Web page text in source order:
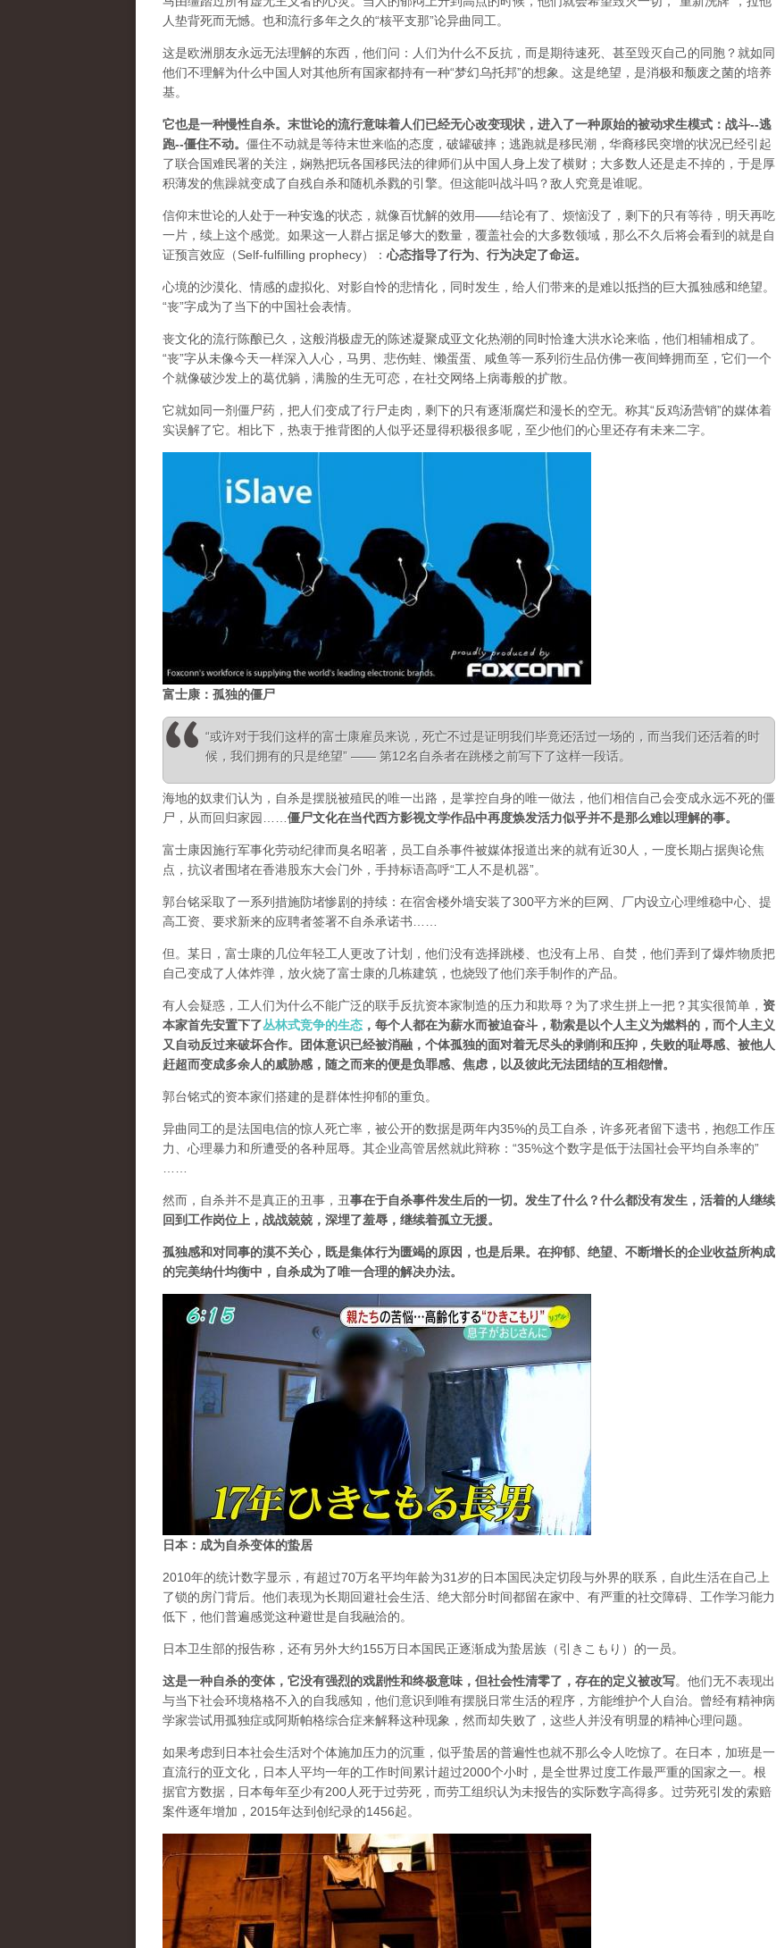
人垫背死而无憾。也和流行多年之久的“核平支那”论异曲同工。
这是欧洲朋友永远无法理解的东西，他们问：人们为什么不反抗，而是期待速死、甚至毁灭自己的同胞？就如同
他们不理解为什么中国人对其他所有国家都持有一种“梦幻乌托邦”的想象。这是绝望，是消极和颓废之菌的培养
基。
它也是一种慢性自杀。末世论的流行意味着人们已经无心改变现状，进入了一种原始的被动求生模式：战斗--逃
跑--僵住不动。 僵住不动就是等待末世来临的态度，破罐破摔；逃跑就是移民潮，华裔移民突增的状况已经引起
了联合国难民署的关注，娴熟把玩各国移民法的律师们从中国人身上发了横财；大多数人还是走不掉的，于是厚
积薄发的焦躁就变成了自残自杀和随机杀戮的引擎。但这能叫战斗吗？敌人究竟是谁呢。
信仰末世论的人处于一种安逸的状态，就像百忧解的效用——结论有了、烦恼没了，剩下的只有等待，明天再吃
一片，续上这个感觉。如果这一人群占据足够大的数量，覆盖社会的大多数领域，那么不久后将会看到的就是自
证预言效应（Self-fulfilling prophecy）： 心态指导了行为、行为决定了命运。
心境的沙漠化、情感的虚拟化、对影自怜的悲情化，同时发生，给人们带来的是难以抵挡的巨大孤独感和绝望。
“丧”字成为了当下的中国社会表情。
丧文化的流行陈酿已久，这般消极虚无的陈述凝聚成亚文化热潮的同时恰逢大洪水论来临，他们相辅相成了。
“丧”字从未像今天一样深入人心，马男、悲伤蛙、懒蛋蛋、咸鱼等一系列衍生品仿佛一夜间蜂拥而至，它们一个
个就像破沙发上的葛优躺，满脸的生无可恋，在社交网络上病毒般的扩散。
它就如同一剂僵尸药，把人们变成了行尸走肉，剩下的只有逐渐腐烂和漫长的空无。称其“反鸡汤营销”的媒体着
实误解了它。相比下，热衷于推背图的人似乎还显得积极很多呢，至少他们的心里还存有未来二字。
富士康：孤独的僵尸
“或许对于我们这样的富士康雇员来说，死亡不过是证明我们毕竟还活过一场的，而当我们还活着的时
候，我们拥有的只是绝望” —— 第12名自杀者在跳楼之前写下了这样一段话。
海地的奴隶们认为，自杀是摆脱被殖民的唯一出路，是掌控自身的唯一做法，他们相信自己会变成永远不死的僵
尸，从而回归家园…… 僵尸文化在当代西方影视文学作品中再度焕发活力似乎并不是那么难以理解的事。
富士康因施行军事化劳动纪律而臭名昭著，员工自杀事件被媒体报道出来的就有近30人，一度长期占据舆论焦
点，抗议者围堵在香港股东大会门外，手持标语高呼“工人不是机器”。
郭台铭采取了一系列措施防堵惨剧的持续：在宿舍楼外墙安装了300平方米的巨网、厂内设立心理维稳中心、提
高工资、要求新来的应聘者签署不自杀承诺书……
但。某日，富士康的几位年轻工人更改了计划，他们没有选择跳楼、也没有上吊、自焚，他们弄到了爆炸物质把
自己变成了人体炸弹，放火烧了富士康的几栋建筑，也烧毁了他们亲手制作的产品。
有人会疑惑，工人们为什么不能广泛的联手反抗资本家制造的压力和欺辱？为了求生拼上一把？其实很简单， 资
本家首先安置下了丛林式竞争的生态 ，每个人都在为薪水而被迫奋斗，勒索是以个人主义为燃料的，而个人主义
又自动反过来破坏合作。团体意识已经被消融，个体孤独的面对着无尽头的剥削和压抑，失败的耻辱感、被他人
赶超而变成多余人的威胁感，随之而来的便是负罪感、焦虑，以及彼此无法团结的互相怨憎。
郭台铭式的资本家们搭建的是群体性抑郁的重负。
异曲同工的是法国电信的惊人死亡率，被公开的数据是两年内35%的员工自杀，许多死者留下遗书，抱怨工作压
力、心理暴力和所遭受的各种屈辱。其企业高管居然就此辩称：“35%这个数字是低于法国社会平均自杀率的”
然而，自杀并不是真正的丑事， 丑事在于自杀事件发生后的一切。发生了什么？什么都没有发生，活着的人继续
回到工作岗位上，战战兢兢，深埋了羞辱，继续着孤立无援。
孤独感和对同事的漠不关心，既是集体行为匮竭的原因，也是后果。在抑郁、绝望、不断增长的企业收益所构成
的完美纳什均衡中，自杀成为了唯一合理的解决办法。
日本：成为自杀变体的蛰居
2010年的统计数字显示，有超过70万名平均年龄为31岁的日本国民决定切段与外界的联系，自此生活在自己上
了锁的房门背后。他们表现为长期回避社会生活、绝大部分时间都留在家中、有严重的社交障碍、工作学习能力
低下，他们普遍感觉这种避世是自我融洽的。
日本卫生部的报告称，还有另外大约155万日本国民正逐渐成为蛰居族（引きこもり）的一员。
这是一种自杀的变体，它没有强烈的戏剧性和终极意味，但社会性清零了，存在的定义被改写。 他们无不表现出
与当下社会环境格格不入的自我感知，他们意识到唯有摆脱日常生活的程序，方能维护个人自治。曾经有精神病
学家尝试用孤独症或阿斯帕格综合症来解释这种现象，然而却失败了，这些人并没有明显的精神心理问题。
如果考虑到日本社会生活对个体施加压力的沉重，似乎蛰居的普遍性也就不那么令人吃惊了。在日本，加班是一
直流行的亚文化，日本人平均一年的工作时间累计超过2000个小时，是全世界过度工作最严重的国家之一。根
据官方数据，日本每年至少有200人死于过劳死，而劳工组织认为未报告的实际数字高得多。过劳死引发的索赔
案件逐年增加，2015年达到创纪录的1456起。